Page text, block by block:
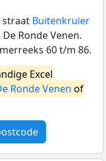
straat Buitenkruier
Ronde Venen.
60 t/m 86.
Excel
Ronde Venen of